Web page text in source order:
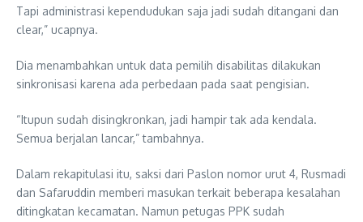
Tapi administrasi kependudukan saja jadi sudah ditangani dan
clear,” ucapnya.
Dia menambahkan untuk data pemilih disabilitas dilakukan
sinkronisasi karena ada perbedaan pada saat pengisian.
“Itupun sudah disingkronkan, jadi hampir tak ada kendala.
Semua berjalan lancar,” tambahnya.
Dalam rekapitulasi itu, saksi dari Paslon nomor urut 4, Rusmadi
dan Safaruddin memberi masukan terkait beberapa kesalahan
ditingkatan kecamatan. Namun petugas PPK sudah